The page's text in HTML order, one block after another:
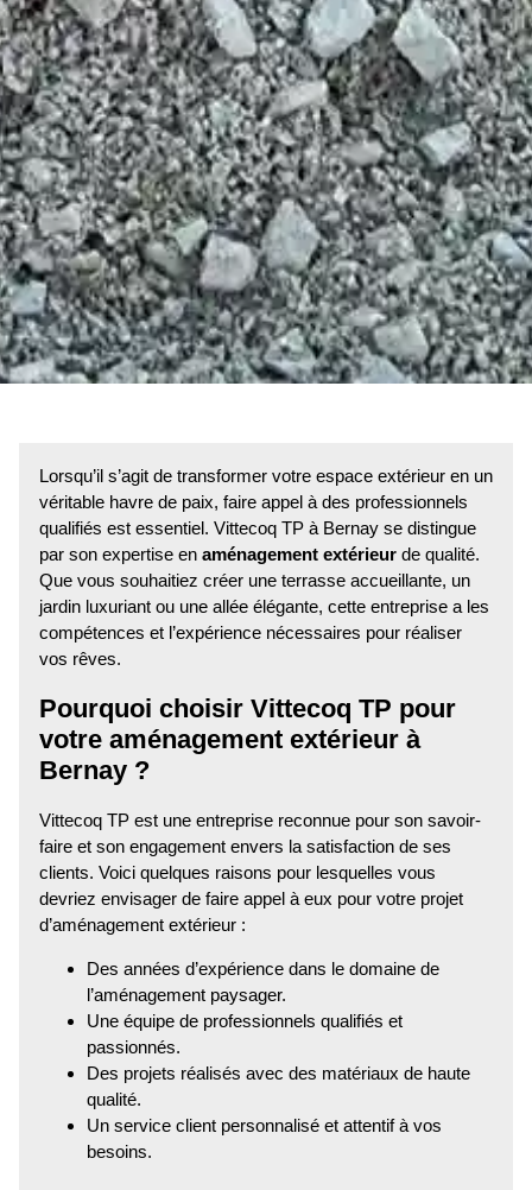
Lorsqu’il s’agit de transformer votre espace extérieur en un
véritable havre de paix, faire appel à des professionnels
qualifiés est essentiel. Vittecoq TP à Bernay se distingue
par son expertise en aménagement extérieurde qualité.
Que vous souhaitiez créer une terrasse accueillante, un
jardin luxuriant ou une allée élégante, cette entreprise a les
compétences et l’expérience nécessaires pour réaliser
vos rêves.
Pourquoi choisir Vittecoq TP pour
votre aménagement extérieur à
Bernay ?
Vittecoq TP est une entreprise reconnue pour son savoir-
faire et son engagement envers la satisfaction de ses
clients. Voici quelques raisons pour lesquelles vous
devriez envisager de faire appel à eux pour votre projet
d’aménagement extérieur :
Des années d’expérience dans le domaine de
l’aménagement paysager.
Une équipe de professionnels qualifiés et
passionnés.
Des projets réalisés avec des matériaux de haute
qualité.
Un service client personnalisé et attentif à vos
besoins.